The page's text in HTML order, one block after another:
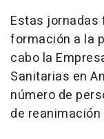
Estas jornadas
formación a la
cabo la
Sanitarias en
número de
de